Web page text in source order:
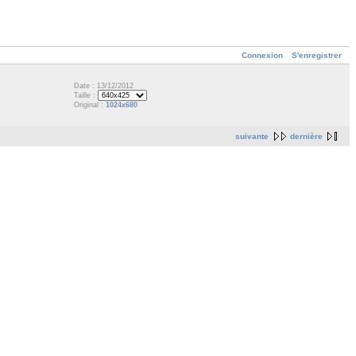
Connexion S'enregistrer
Date : 13/12/2012
Taille :
Original : 1024x680
suivante dernière